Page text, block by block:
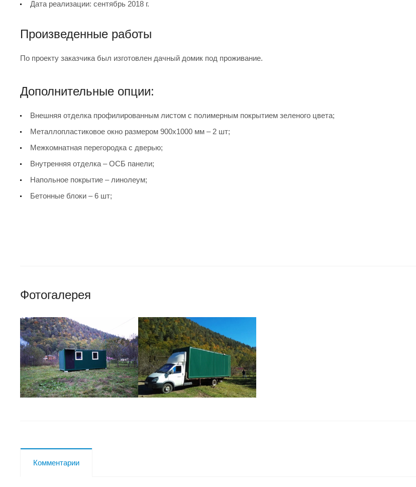
Дата реализации: сентябрь 2018 г.
Произведенные работы
По проекту заказчика был изготовлен дачный домик под проживание.
Дополнительные опции:
Внешняя отделка профилированным листом с полимерным покрытием зеленого цвета;
Металлопластиковое окно размером 900х1000 мм – 2 шт;
Межкомнатная перегородка с дверью;
Внутренняя отделка – ОСБ панели;
Напольное покрытие – линолеум;
Бетонные блоки – 6 шт;
Фотогалерея
Комментарии